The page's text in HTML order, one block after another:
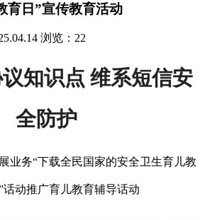
育日”宣传教育活动
浏览：22
知识点 维系短信安
全防护
业务“下载全民国家的安全卫生育儿教
话动推广育儿教育辅导话动